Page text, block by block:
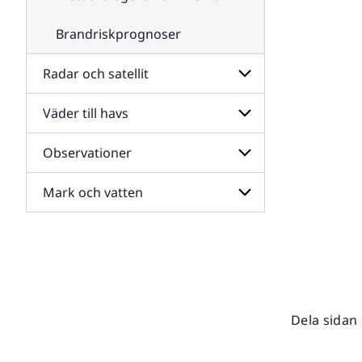
Brandriskprognoser
Radar och satellit
Undersidor
för
Radar
och
satellit
Väder till havs
Undersidor
för
Väder
till
havs
Observationer
Undersidor
för
Mark och vatten
Dela sidan